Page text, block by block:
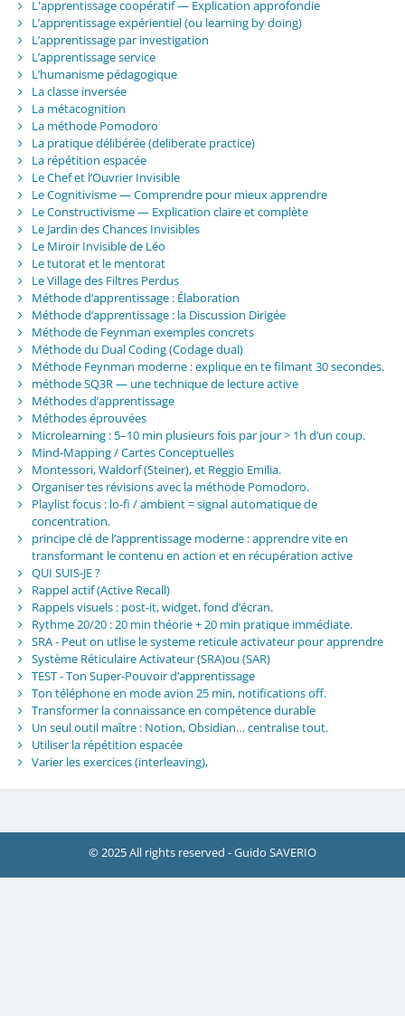
L'apprentissage coopératif — Explication approfondie
L’apprentissage expérientiel (ou learning by doing)
L’apprentissage par investigation
L’apprentissage service
L’humanisme pédagogique
La classe inversée
La métacognition
La méthode Pomodoro
La pratique délibérée (deliberate practice)
La répétition espacée
Le Chef et l’Ouvrier Invisible
Le Cognitivisme — Comprendre pour mieux apprendre
Le Constructivisme — Explication claire et complète
Le Jardin des Chances Invisibles
Le Miroir Invisible de Léo
Le tutorat et le mentorat
Le Village des Filtres Perdus
Méthode d’apprentissage : Élaboration
Méthode d’apprentissage : la Discussion Dirigée
Méthode de Feynman exemples concrets
Méthode du Dual Coding (Codage dual)
Méthode Feynman moderne : explique en te filmant 30 secondes.
méthode SQ3R — une technique de lecture active
Méthodes d’apprentissage
Méthodes éprouvées
Microlearning : 5–10 min plusieurs fois par jour > 1h d’un coup.
Mind-Mapping / Cartes Conceptuelles
Montessori, Waldorf (Steiner), et Reggio Emilia.
Organiser tes révisions avec la méthode Pomodoro.
Playlist focus : lo-fi / ambient = signal automatique de
concentration.
principe clé de l’apprentissage moderne : apprendre vite en
transformant le contenu en action et en récupération active
QUI SUIS-JE ?
Rappel actif (Active Recall)
Rappels visuels : post-it, widget, fond d’écran.
Rythme 20/20 : 20 min théorie + 20 min pratique immédiate.
SRA - Peut on utlise le systeme reticule activateur pour apprendre
Système Réticulaire Activateur (SRA)ou (SAR)
TEST - Ton Super-Pouvoir d’apprentissage
Ton téléphone en mode avion 25 min, notifications off.
Transformer la connaissance en compétence durable
Un seul outil maître : Notion, Obsidian… centralise tout.
Utiliser la répétition espacée
Varier les exercices (interleaving),
© 2025 All rights reserved - Guido SAVERIO